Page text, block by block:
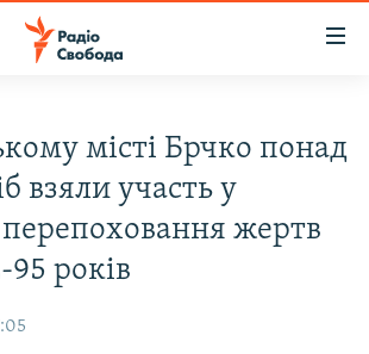
місті Брчко понад
взяли участь у
перепоховання жертв
95 років